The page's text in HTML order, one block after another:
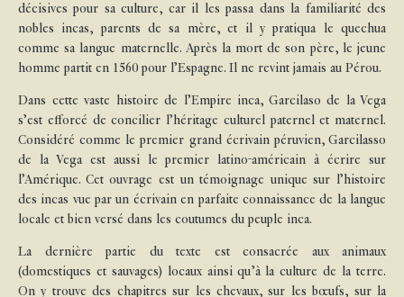
décisives pour sa culture, car il les passa dans la familiarité des
nobles incas, parents de sa mère, et il y pratiqua le quechua
comme sa langue maternelle. Après la mort de son père, le jeune
homme partit en 1560 pour l’Espagne. Il ne revint jamais au Pérou.
Dans cette vaste histoire de l’Empire inca, Garcilaso de la Vega
s’est efforcé de concilier l’héritage culturel paternel et maternel.
Considéré comme le premier grand écrivain péruvien, Garcilasso
de la Vega est aussi le premier latino-américain à écrire sur
l’Amérique. Cet ouvrage est un témoignage unique sur l’histoire
des incas vue par un écrivain en parfaite connaissance de la langue
locale et bien versé dans les coutumes du peuple inca.
La dernière partie du texte est consacrée aux animaux
(domestiques et sauvages) locaux ainsi qu’à la culture de la terre.
On y trouve des chapitres sur les chevaux, sur les bœufs, sur la